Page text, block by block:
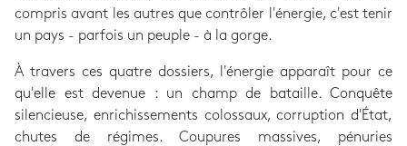
compris avant les autres que contrôler l'énergie, c'est tenir
un pays - parfois un peuple - à la gorge.
À travers ces quatre dossiers, l'énergie apparaît pour ce
qu'elle est devenue : un champ de bataille. Conquête
silencieuse, enrichissements colossaux, corruption d'État,
chutes de régimes. Coupures massives, pénuries